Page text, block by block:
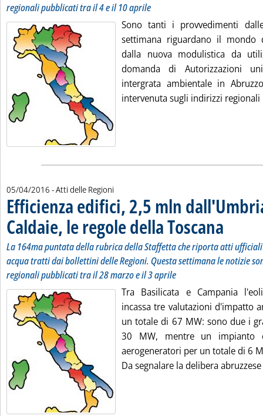
regionali pubblicati tra il 4 e il 10 aprile
Sono tanti i provvedimenti
settimana riguardano il mondo
dalla nuova modulistica da
domanda di Autorizzazioni
intergrata ambientale in
intervenuta sugli indirizzi regionali
05/04/2016 - Atti delle Regioni
Efficienza edifici, 2,5 mln
Caldaie, le regole della Toscana
La 164ma puntata della rubrica della Staffetta che riporta atti
acqua tratti dai bollettini delle Regioni. Questa settimana le notizie
regionali pubblicati tra il 28 marzo e il 3 aprile
Tra Basilicata e Campania
incassa tre valutazioni d'impatto
un totale di 67 MW: sono due i
30 MW, mentre un impianto
aerogeneratori per un totale di 6
Da segnalare la delibera